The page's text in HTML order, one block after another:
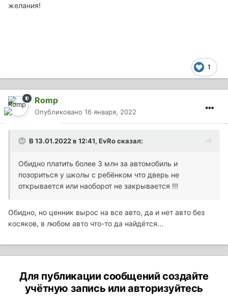
желания!
1
Romp
Опубликовано 16 января, 2022
В 13.01.2022 в 12:41, EvRoсказал:
Обидно платить более 3 млн за автомобиль и
позориться у школы с ребёнком что дверь не
открывается или наоборот не закрывается !!!
Обидно, но ценник вырос на все авто, да и нет авто без
косяков, в любом авто что-то да найдётся...
Для публикации сообщений создайте
учётную запись или авторизуйтесь